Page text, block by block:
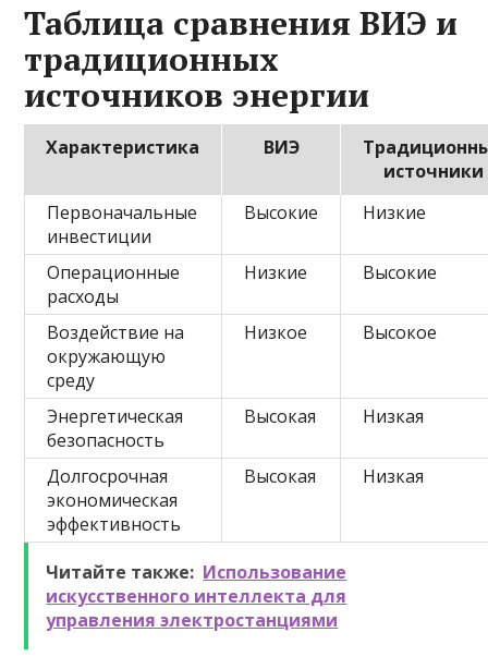
Таблица сравнения ВИЭ и
традиционных
источников энергии
Характеристика ВИЭ
источники
Первоначальные
инвестиции
Высокие Низкие
Операционные
расходы
Низкие Высокие
Воздействие на
окружающую
среду
Низкое Высокое
Энергетическая
безопасность
Высокая Низкая
Долгосрочная
экономическая
эффективность
Высокая Низкая
Читайте также: Использование
искусственного интеллекта для
управления электростанциями